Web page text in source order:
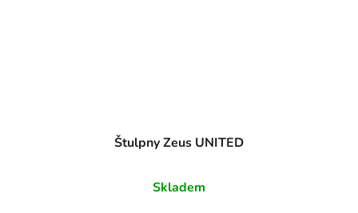
Štulpny Zeus UNITED
Skladem